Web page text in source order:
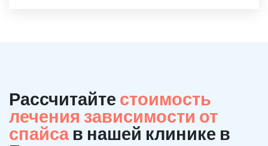
Рассчитайте стоимость
лечения зависимости от
спайса в нашей клинике в